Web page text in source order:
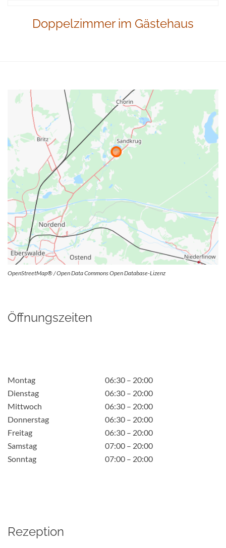
Doppelzimmer im Gästehaus
OpenStreetMap® / Open Data Commons Open Database-Lizenz
Öffnungszeiten
Montag
06:30 – 20:00
Dienstag
06:30 – 20:00
Mittwoch
06:30 – 20:00
Donnerstag
06:30 – 20:00
Freitag
06:30 – 20:00
Samstag
07:00 – 20:00
Sonntag
07:00 – 20:00
Rezeption